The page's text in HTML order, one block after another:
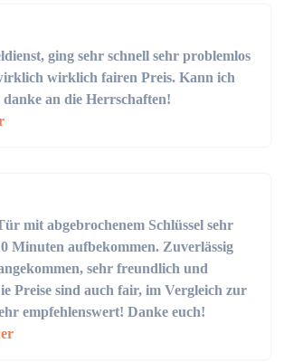
ging sehr schnell sehr problemlos
wirklich fairen Preis. Kann ich
an die Herrschaften!
mit abgebrochenem Schlüssel sehr
Minuten aufbekommen. Zuverlässig
sehr freundlich und
Preise sind auch fair, im Vergleich zur
empfehlenswert! Danke euch!